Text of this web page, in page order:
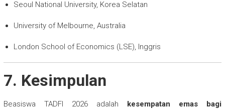
Seoul National University, Korea Selatan
University of Melbourne, Australia
London School of Economics (LSE), Inggris
7. Kesimpulan
Beasiswa TADFI 2026 adalah kesempatan emas bagi